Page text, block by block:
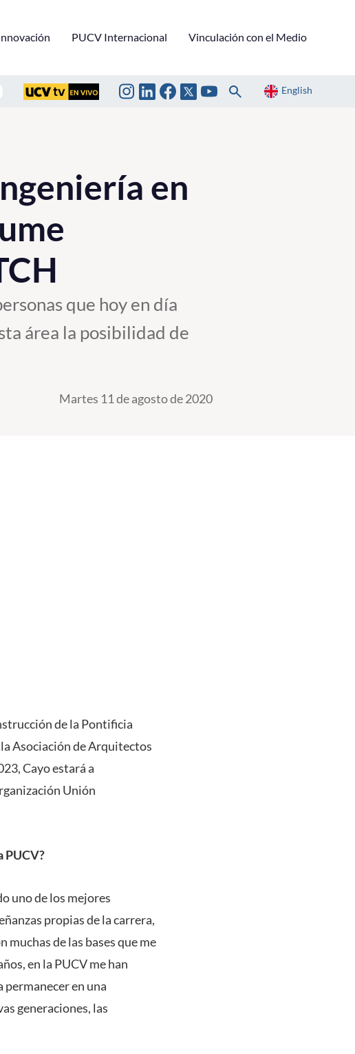
PUCV Internacional Vinculación con el Medio
English
en
que hoy en día
área la posibilidad de
Martes 11 de agosto de 2020
de la Pontificia
Asociación de Arquitectos
Cayo estará a
Unión
PUCV?
uno de los mejores
propias de la carrera,
de las bases que me
en la PUCV me han
permanecer en una
generaciones, las